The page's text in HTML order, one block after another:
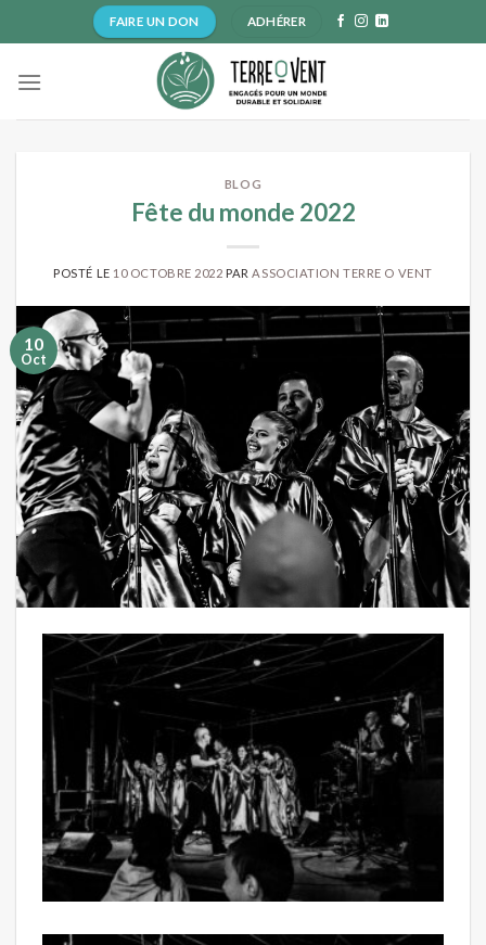
to
FAIRE UN DON ADHÉRER
BLOG
Fête du monde 2022
POSTÉ LE 10 OCTOBRE 2022 PAR ASSOCIATION TERRE O VENT
10
Oct